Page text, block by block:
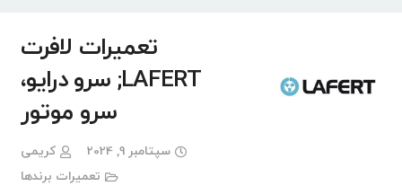
تعمیرات لافرت
LAFERT; سرو درایو،
سرو موتور
سپتامبر 9, 2024
کریمی
تعمیرات برندها